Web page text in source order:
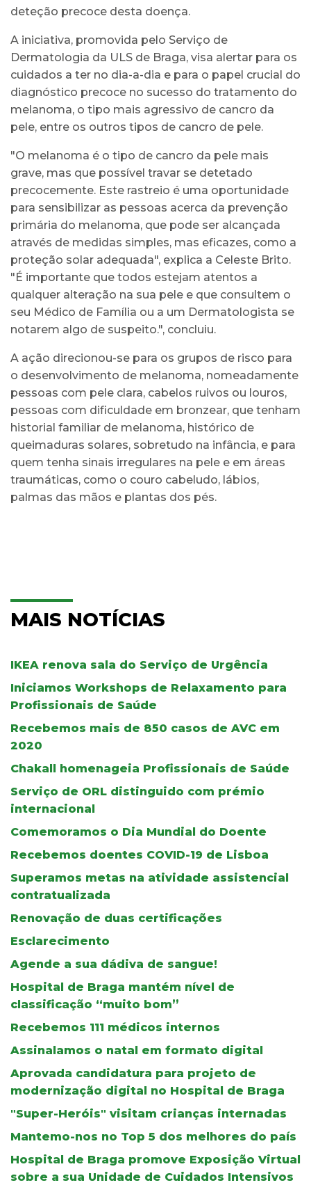
deteção precoce desta doença.
A iniciativa, promovida pelo Serviço de
Dermatologia da ULS de Braga, visa alertar para os
cuidados a ter no dia-a-dia e para o papel crucial do
diagnóstico precoce no sucesso do tratamento do
melanoma, o tipo mais agressivo de cancro da
pele, entre os outros tipos de cancro de pele.
"O melanoma é o tipo de cancro da pele mais
grave, mas que possível travar se detetado
precocemente. Este rastreio é uma oportunidade
para sensibilizar as pessoas acerca da prevenção
primária do melanoma, que pode ser alcançada
através de medidas simples, mas eficazes, como a
proteção solar adequada", explica a Celeste Brito.
"É importante que todos estejam atentos a
qualquer alteração na sua pele e que consultem o
seu Médico de Família ou a um Dermatologista se
notarem algo de suspeito.", concluiu.
A ação direcionou-se para os grupos de risco para
o desenvolvimento de melanoma, nomeadamente
pessoas com pele clara, cabelos ruivos ou louros,
pessoas com dificuldade em bronzear, que tenham
historial familiar de melanoma, histórico de
queimaduras solares, sobretudo na infância, e para
quem tenha sinais irregulares na pele e em áreas
traumáticas, como o couro cabeludo, lábios,
palmas das mãos e plantas dos pés.
MAIS NOTÍCIAS
IKEA renova sala do Serviço de Urgência
Iniciamos Workshops de Relaxamento para
Profissionais de Saúde
Recebemos mais de 850 casos de AVC em
2020
Chakall homenageia Profissionais de Saúde
Serviço de ORL distinguido com prémio
internacional
Comemoramos o Dia Mundial do Doente
Recebemos doentes COVID-19 de Lisboa
Superamos metas na atividade assistencial
contratualizada
Renovação de duas certificações
Esclarecimento
Agende a sua dádiva de sangue!
Hospital de Braga mantém nível de
classificação “muito bom”
Recebemos 111 médicos internos
Assinalamos o natal em formato digital
Aprovada candidatura para projeto de
modernização digital no Hospital de Braga
"Super-Heróis" visitam crianças internadas
Mantemo-nos no Top 5 dos melhores do país
Hospital de Braga promove Exposição Virtual
sobre a sua Unidade de Cuidados Intensivos